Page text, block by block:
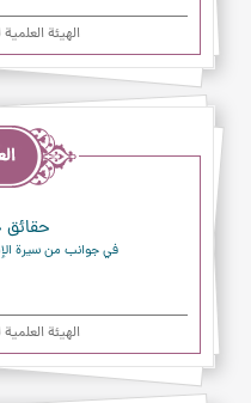
الهیئة
حقائق
في جوانب من سيرة
الهیئة